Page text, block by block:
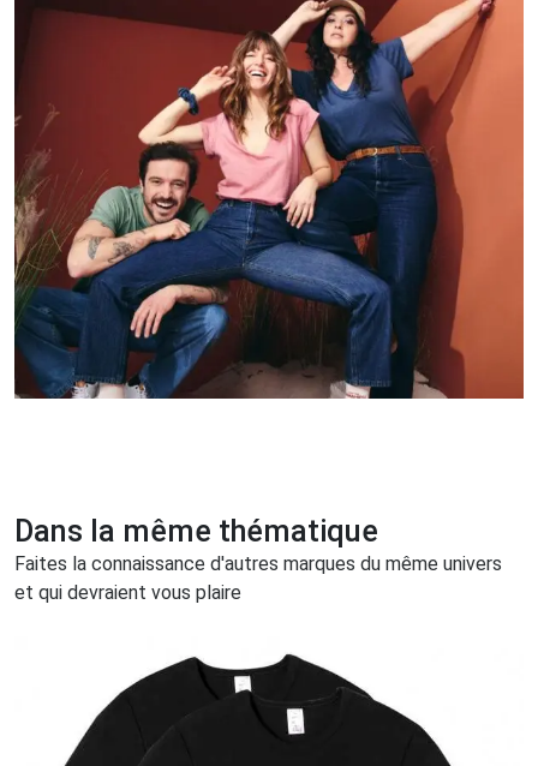
Dans la même thématique
Faites la connaissance d'autres marques du même univers
et qui devraient vous plaire